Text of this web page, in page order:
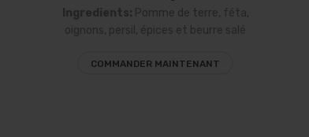
à la
Ingredients: Pomme de terre, féta,
oignons, persil, épices et beurre salé
COMMANDER MAINTENANT